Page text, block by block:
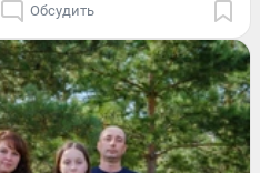
Обсудить